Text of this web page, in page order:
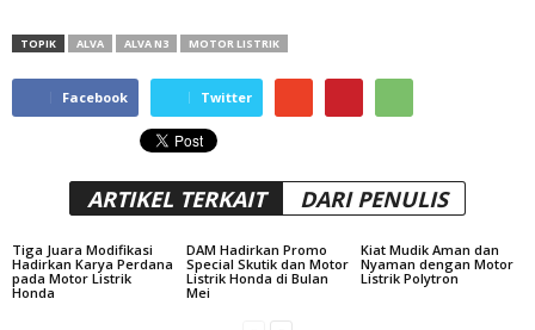
TOPIK ALVA ALVA N3 MOTOR LISTRIK
Facebook Twitter
ARTIKEL TERKAIT DARI PENULIS
Tiga Juara Modifikasi
Hadirkan Karya Perdana
pada Motor Listrik
Honda
DAM Hadirkan Promo
Special Skutik dan Motor
Listrik Honda di Bulan
Mei
Kiat Mudik Aman dan
Nyaman dengan Motor
Listrik Polytron